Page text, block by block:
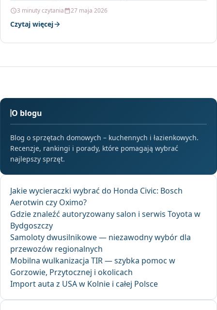
3 minuty czytania 27 maja 2026
Czytaj więcej
O blogu
Blog o sprzętach domowych – kuchennych i łazienkowych.
Recenzje, rankingi i porady, które pomagają wybrać
najlepszy sprzęt.
Jakie wycieraczki wybrać do Honda Civic: Bosch
Aerotwin czy Oximo?
Gdzie znaleźć autoryzowany salon i serwis Toyota w
Bydgoszczy
Samoloty dwusilnikowe — niezawodny wybór dla
przewozów regionalnych
Mobilna wulkanizacja TIR — szybka pomoc w
Gorzowie, Przytocznej i okolicach
Import auta z USA w Kolnie i całej Polsce